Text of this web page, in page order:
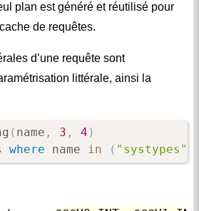
plan est généré et réutilisé pour
de requêtes.
d’une requête sont
littérale, ainsi la
( name , 3 , 4 )
where name in ( "systypes"